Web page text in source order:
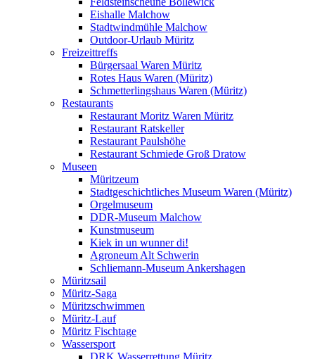
Eishalle Malchow
Stadtwindmühle Malchow
Outdoor-Urlaub Müritz
Freizeittreffs
Bürgersaal Waren Müritz
Rotes Haus Waren (Müritz)
Schmetterlingshaus Waren (Müritz)
Restaurants
Restaurant Moritz Waren Müritz
Restaurant Ratskeller
Restaurant Paulshöhe
Restaurant Schmiede Groß Dratow
Museen
Müritzeum
Stadtgeschichtliches Museum Waren (Müritz)
Orgelmuseum
DDR-Museum Malchow
Kunstmuseum
Kiek in un wunner di!
Agroneum Alt Schwerin
Schliemann-Museum Ankershagen
Müritzsail
Müritz-Saga
Müritzschwimmen
Müritz-Lauf
Müritz Fischtage
Wassersport
DRK Wasserrettung Müritz